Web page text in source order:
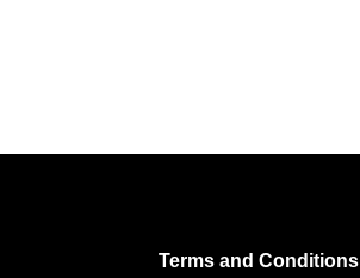
Terms and Conditions